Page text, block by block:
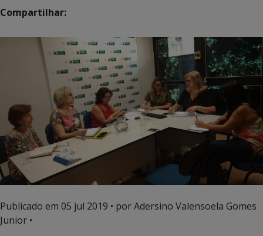
Compartilhar:
Publicado em 05 jul 2019 • por Adersino Valensoela Gomes
Junior •